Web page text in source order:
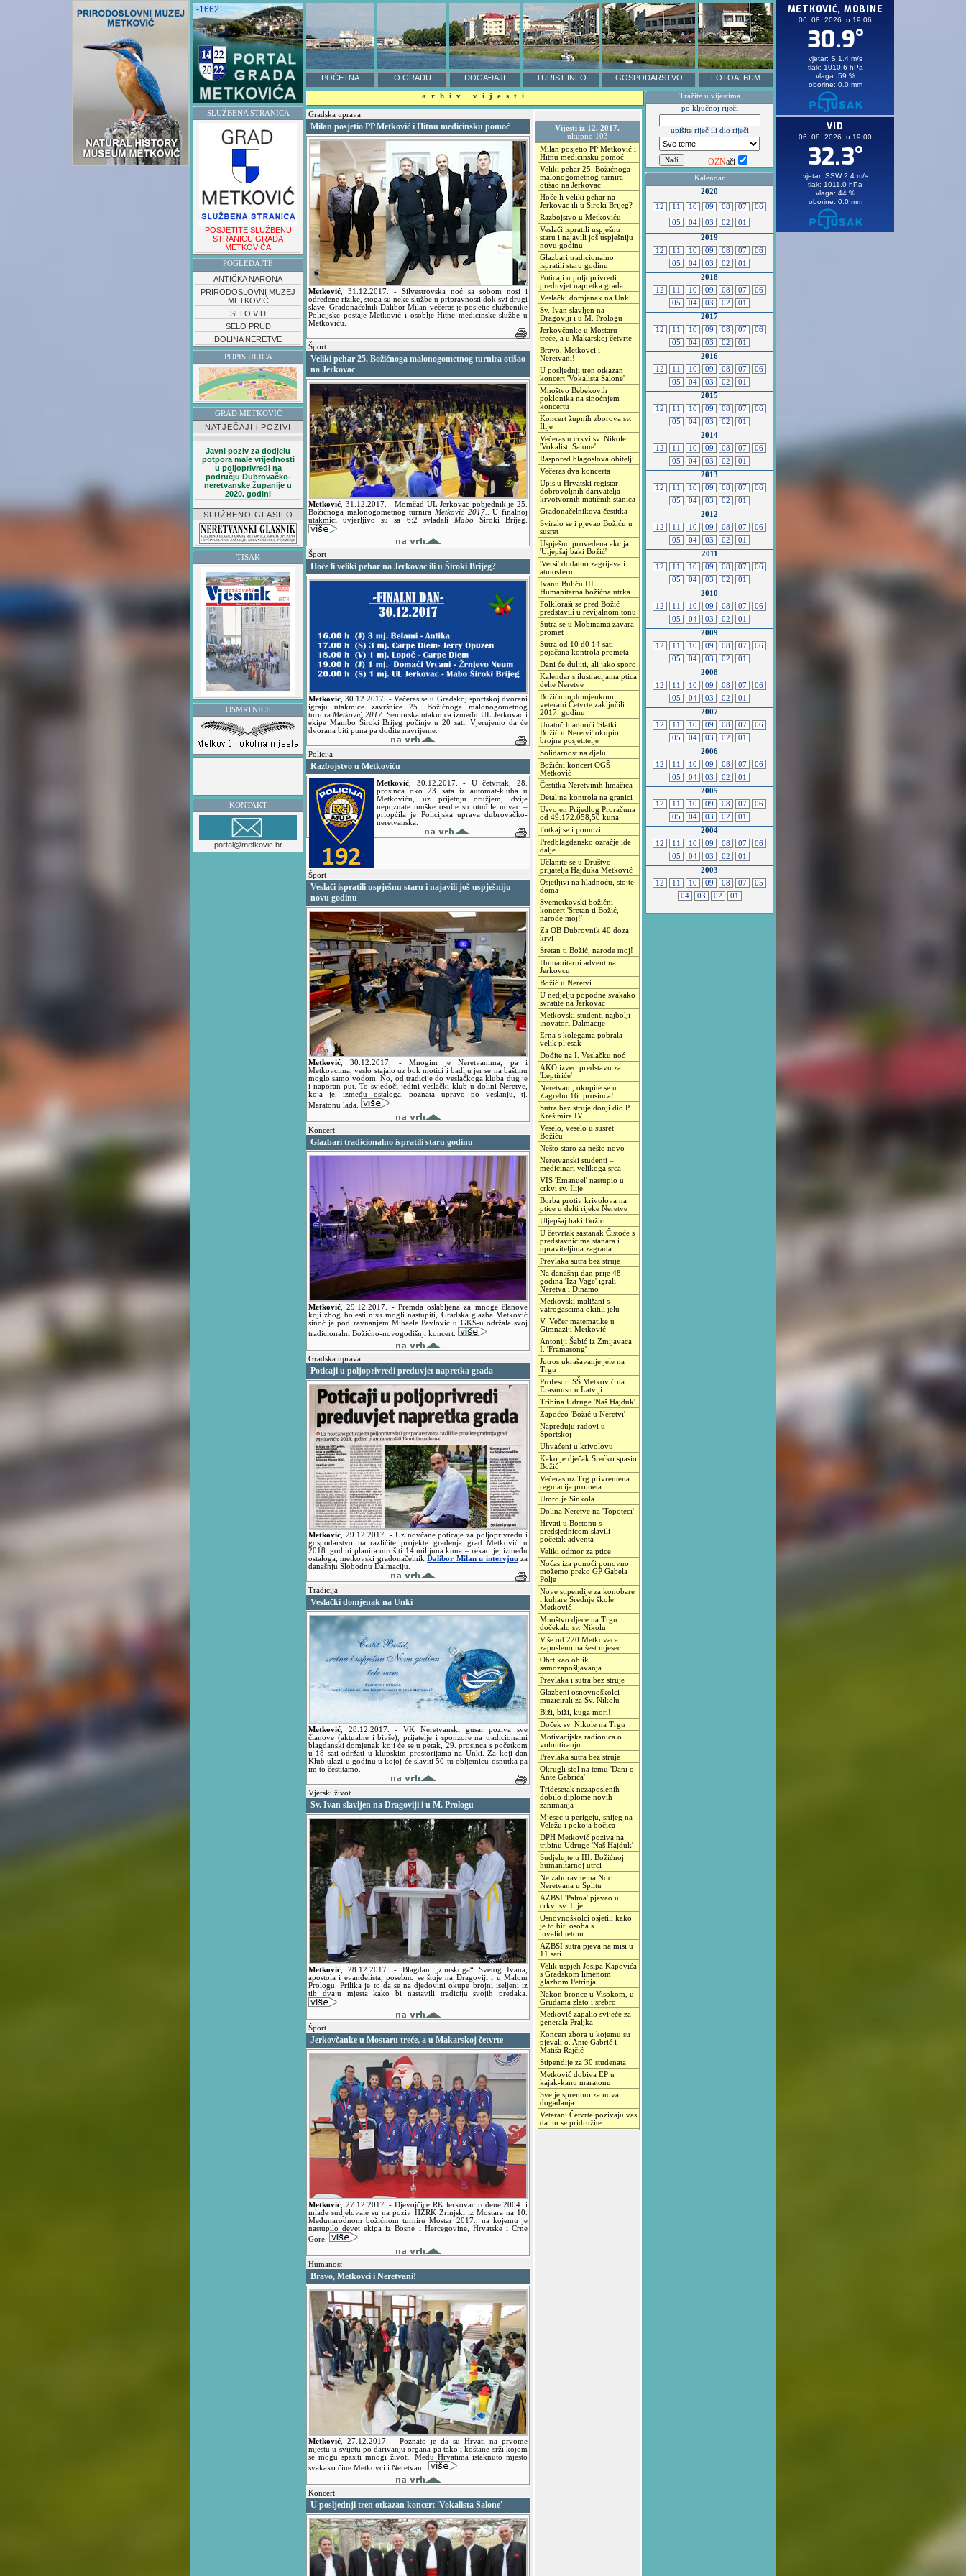
-1662
POČETNA O GRADU DOGAĐAJI TURIST INFO GOSPODARSTVO FOTOALBUM
SLUŽBENA STRANICA
POSJETITE SLUŽBENU
STRANICU GRADA
METKOVIĆA
POGLEDAJTE
ANTIČKA NARONA
PRIRODOSLOVNI MUZEJ
METKOVIĆ
SELO VID
SELO PRUD
DOLINA NERETVE
POPIS ULICA
GRAD METKOVIĆ
NATJEČAJI i POZIVI
Javni poziv za dodjelu
potpora male vrijednosti
u poljoprivredi na
području Dubrovačko-
neretvanske županije u
2020. godini
SLUŽBENO GLASILO
TISAK
OSMRTNICE
KONTAKT
portal@metkovic.hr
arhiv vijesti
Gradska uprava
Milan posjetio PP Metković i Hitnu medicinsku pomoć
Metković 31.12.2017. - Silvestrovska noć sa sobom nosi i
određene rizike, stoga su neke službe u pripravnosti dok svi drugi
slave. Gradonačelnik Dalibor Milan večeras je posjetio službenike
Policijske postaje Metković i osoblje Hitne medicinske službe u
Metkoviću.
Šport
Veliki pehar 25. Božićnoga malonogometnog turnira otišao
na Jerkovac
Metković 31.12.2017.- Momčad UL Jerkovac pobjednik je 25.
Božićnoga malonogometnog turnira Metković 2017.
. U finalnoj
utakmici uvjerljivo su sa 6:2 svladali
MaboŠiroki Brijeg.
Šport
Hoće li veliki pehar na Jerkovac ili u Široki Brijeg?
Metković ,30.12.2017. - Večeras se u Gradskoj sportskoj dvorani
igraju utakmice završnice 25. Božićnoga malonogometnog
turnira Metković 2017. Seniorska utakmica između UL Jerkovac i
ekipe Mambo Široki Brijeg počinje u 20 sati. Vjerujemo da će
dvorana biti puna pa dođite navrijeme.
Policija
Razbojstvo u Metkoviću
Metković 30.12.2017.- U četvrtak, 28.
prosinca oko 23 sata iz automat-kluba u
Metkoviću, uz prijetnju oružjem, dvije
nepoznate muške osobe su otuđile novac –
priopćila je Policijska uprava dubrovačko-
neretvanska.
Šport
Veslači ispratili uspješnu staru i najavili još uspješniju
novu godinu
Metković ,30.12.2017. - Mnogim je Neretvanima, pa i
Metkovcima, veslo stajalo uz bok motici i badlju jer se na baštinu
moglo samo vodom. No, od tradicije do veslačkoga kluba dug je
i naporan put. To svjedoči jedini veslački klub u dolini Neretve,
koja je, između ostaloga, poznata upravo po veslanju, tj.
Maratonu lađa.
Koncert
Glazbari tradicionalno ispratili staru godinu
Metković ,29.12.2017. - Premda oslabljena za mnoge članove
koji zbog bolesti nisu mogli nastupiti, Gradska glazba Metković
sinoć je pod ravnanjem Mihaele Pavlović u GKS-u održala svoj
tradicionalni Božićno-novogodišnji koncert.
Gradska uprava
Poticaji u poljoprivredi preduvjet napretka grada
Metković 29.12.2017. - Uz novčane poticaje za poljoprivredu i
gospodarstvo na različite projekte građenja grad Metković u
2018. godini planira utrošiti 14 milijuna kuna – rekao je, između
ostaloga, metkovski gradonačelnikDalibor Milan u intervjuuza
današnju Slobodnu Dalmaciju.
Tradicija
Veslački domjenak na Unki
Metković 28.12.2017.- VK Neretvanski gusar poziva sve
članove (aktualne i bivše), prijatelje i sponzore na tradicionalni
blagdanski domjenak koji će se u petak, 29. prosinca s početkom
u 18 sati održati u klupskim prostorijama na Unki. Za koji dan
Klub ulazi u godinu u kojoj će slaviti 50-tu obljetnicu osnutka pa
im to čestitamo.
Vjerski život
Sv. Ivan slavljen na Dragoviji i u M. Prologu
Metković ,28.12.2017.- Blagdan „zimskoga“ Svetog Ivana,
apostola i evanđelista, posebno se štuje na Dragoviji i u Malom
Prologu. Prilika je to da se na djedovini okupe brojni iseljeni iz
tih dvaju mjesta kako bi nastavili tradiciju svojih predaka.
Šport
Jerkovčanke u Mostaru treće, a u Makarskoj četvrte
Metković 27.12.2017.- Djevojčice RK Jerkovac rođene 2004. i
mlađe sudjelovale su na poziv HŽRK Zrinjski iz Mostara na 10.
Međunarodnom božićnom turniru Mostar 2017., na kojemu je
nastupilo devet ekipa iz Bosne i Hercegovine, Hrvatske i Crne
Gore.
Humanost
Bravo, Metkovci i Neretvani!
Metković 27.12.2017. - Poznato je da su Hrvati na prvome
mjestu u svijetu po darivanju organa pa tako i koštane srži kojom
se mogu spasiti mnogi životi. Među Hrvatima istaknuto mjesto
svakako čine Metkovci i Neretvani.
Koncert
U posljednji tren otkazan koncert 'Vokalista Salone'
Vijesti iz 12. 2017.
ukupno 103
Milan posjetio PP Metković i
Hitnu medicinsku pomoć
Veliki pehar 25. Božićnoga
malonogometnog turnira
otišao na Jerkovac
Hoće li veliki pehar na
Jerkovac ili u Široki Brijeg?
Razbojstvo u Metkoviću
Veslači ispratili uspješnu
staru i najavili još uspješniju
novu godinu
Glazbari tradicionalno
ispratili staru godinu
Poticaji u poljoprivredi
preduvjet napretka grada
Veslački domjenak na Unki
Sv. Ivan slavljen na
Dragoviji i u M. Prologu
Jerkovčanke u Mostaru
treće, a u Makarskoj četvrte
Bravo, Metkovci i
Neretvani!
U posljednji tren otkazan
koncert 'Vokalista Salone'
Mnoštvo Bebekovih
poklonika na sinoćnjem
koncertu
Koncert župnih zborova sv.
Ilije
Večeras u crkvi sv. Nikole
'Vokalisti Salone'
Raspored blagoslova obitelji
Večeras dva koncerta
Upis u Hrvatski registar
dobrovoljnih darivatelja
krvotvornih matičnih stanica
Gradonačelnikova čestitka
Sviralo se i pjevao Božiću u
susret
Uspješno provedena akcija
'Uljepšaj baki Božić'
'Versi' dodatno zagrijavali
atmosferu
Ivanu Buliću III.
Humanitarna božićna utrka
Folkloraši se pred Božić
predstavili u revijalnom tonu
Sutra se u Mobinama zavara
promet
Sutra od 10 d0 14 sati
pojačana kontrola prometa
Dani će duljiti, ali jako sporo
Kalendar s ilustracijama ptica
delte Neretve
Božićnim domjenkom
veterani Četvrte zaključili
2017. godinu
Unatoč hladnoći 'Slatki
Božić u Neretvi' okupio
brojne posjetitelje
Solidarnost na djelu
Božićni koncert OGŠ
Metković
Čestitka Neretvinih limačica
Detaljna kontrola na granici
Usvojen Prijedlog Proračuna
od 49.172.058,50 kuna
Fotkaj se i pomozi
Predblagdansko ozračje ide
dalje
Učlanite se u Društvo
prijatelja Hajduka Metković
Osjetljivi na hladnoću, stojte
doma
Svemetkovski božićni
koncert 'Sretan ti Božić,
narode moj!'
Za OB Dubrovnik 40 doza
krvi
Sretan ti Božić, narode moj!
Humanitarni advent na
Jerkovcu
Božić u Neretvi
U nedjelju popodne svakako
svratite na Jerkovac
Metkovski studenti najbolji
inovatori Dalmacije
Erna s kolegama pobrala
velik pljesak
Dođite na I. Veslačku noć
AKO izveo predstavu za
'Leptiriće'
Neretvani, okupite se u
Zagrebu 16. prosinca!
Sutra bez struje donji dio P.
Krešimira IV.
Veselo, veselo u susret
Božiću
Nešto staro za nešto novo
Neretvanski studenti –
medicinari velikoga srca
VIS 'Emanuel' nastupio u
crkvi sv. Ilije
Borba protiv krivolova na
ptice u delti rijeke Neretve
Uljepšaj baki Božić
U četvrtak sastanak Čistoće s
predstavnicima stanara i
upraviteljima zagrada
Prevlaka sutra bez struje
Na današnji dan prije 48
godina 'Iza Vage' igrali
Neretva i Dinamo
Metkovski mališani s
vatrogascima okitili jelu
V. Večer matematike u
Gimnaziji Metković
Antoniji Šabić iz Zmijavaca
I. 'Framasong'
Jutros ukrašavanje jele na
Trgu
Profesori SŠ Metković na
Erasmusu u Latviji
Tribina Udruge 'Naš Hajduk'
Započeo 'Božić u Neretvi'
Napreduju radovi u
Sportskoj
Uhvaćeni u krivolovu
Kako je dječak Srećko spasio
Božić
Večeras uz Trg privremena
regulacija prometa
Umro je Sinkola
Dolina Neretve na 'Topoteci'
Hrvati u Bostonu s
predsjednicom slavili
početak adventa
Veliki odmor za ptice
Noćas iza ponoći ponovno
možemo preko GP Gabela
Polje
Nove stipendije za konobare
i kuhare Srednje škole
Metković
Mnoštvo djece na Trgu
dočekalo sv. Nikolu
Više od 220 Metkovaca
zaposleno na šest mjeseci
Obrt kao oblik
samozapošljavanja
Prevlaka i sutra bez struje
Glazbeni osnovnoškolci
muzicirali za Sv. Nikolu
Biži, biži, kuga mori!
Doček sv. Nikole na Trgu
Motivacijska radionica o
volontiranju
Prevlaka sutra bez struje
Okrugli stol na temu 'Dani o.
Ante Gabrića'
Tridesetak nezaposlenih
dobilo diplome novih
zanimanja
Mjesec u perigeju, snijeg na
Veležu i pokoja bočica
DPH Metković poziva na
tribinu Udruge 'Naš Hajduk'
Sudjelujte u III. Božićnoj
humanitarnoj utrci
Ne zaboravite na Noć
Neretvana u Splitu
AZBSI 'Palma' pjevao u
crkvi sv. Ilije
Osnovnoškolci osjetili kako
je to biti osoba s
invaliditetom
AZBSI sutra pjeva na misi u
11 sati
Velik uspjeh Josipa Kapovića
s Gradskom limenom
glazbom Petrinja
Nakon bronce u Visokom, u
Grudama zlato i srebro
Metković zapalio svijeće za
generala Praljka
Koncert zbora u kojemu su
pjevali o. Ante Gabrić i
Matiša Rajčić
Stipendije za 30 studenata
Metković dobiva EP u
kajak-kanu maratonu
Sve je spremno za nova
događanja
Veterani Četvrte pozivaju vas
da im se pridružite
Tražite u vijestima
po ključnoj riječi
upišite riječ ili dio riječi
OZNači
Kalendar
2020
12
11 10 09 08 07
06
05
04 03 02
01
2019
12
11 10 09 08 07
06
05
04 03 02
01
2018
12
11 10 09 08 07
06
05
04 03 02
01
2017
12
11 10 09 08 07
06
05
04 03 02
01
2016
12
11 10 09 08 07
06
05
04 03 02
01
2015
12
11 10 09 08 07
06
05
04 03 02
01
2014
12
11 10 09 08 07
06
05
04 03 02
01
2013
12
11 10 09 08 07
06
05
04 03 02
01
2012
12
11 10 09 08 07
06
05
04 03 02
01
2011
12
11 10 09 08 07
06
05
04 03 02
01
2010
12
11 10 09 08 07
06
05
04 03 02
01
2009
12
11 10 09 08 07
06
05
04 03 02
01
2008
12
11 10 09 08 07
06
05
04 03 02
01
2007
12
11 10 09 08 07
06
05
04 03 02
01
2006
12
11 10 09 08 07
06
05
04 03 02
01
2005
12
11 10 09 08 07
06
05
04 03 02
01
2004
12
11 10 09 08 07
06
05
04 03 02
01
2003
12
11 10 09 08 07
05
04
03 02 01